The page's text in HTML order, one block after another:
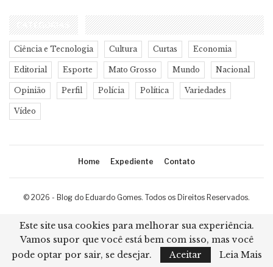
CATEGORIAS
Ciência e Tecnologia Cultura Curtas Economia
Editorial Esporte Mato Grosso Mundo Nacional
Opinião Perfil Polícia Política Variedades
Vídeo
Home Expediente Contato
© 2026 - Blog do Eduardo Gomes. Todos os Direitos Reservados.
Desenvolvimento:Ricard Cristian
Este site usa cookies para melhorar sua experiência.
Vamos supor que você está bem com isso, mas você
pode optar por sair, se desejar.
Aceitar Leia Mais